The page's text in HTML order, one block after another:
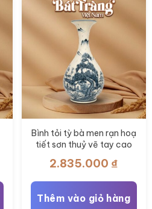
Bình tỏi tỳ bà men rạn hoạ
tiết sơn thuỷ vẽ tay cao
2.835.000 ₫
Thêm vào giỏ hàng